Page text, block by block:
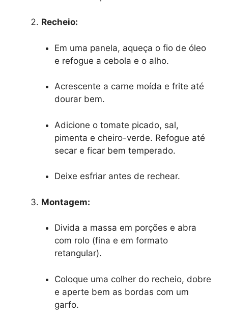
Recheio:
Em uma panela, aqueça o fio de óleo
e refogue a cebola e o alho.
Acrescente a carne moída e frite até
dourar bem.
Adicione o tomate picado, sal,
pimenta e cheiro-verde. Refogue até
secar e ficar bem temperado.
Deixe esfriar antes de rechear.
Montagem:
Divida a massa em porções e abra
com rolo (fina e em formato
retangular).
Coloque uma colher do recheio, dobre
e aperte bem as bordas com um
garfo.